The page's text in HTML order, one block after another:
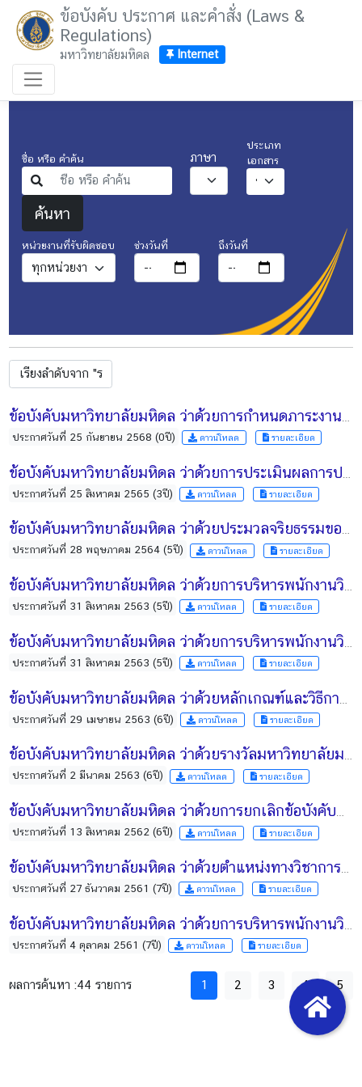
ข้อบังคับ ประกาศ และคำสั่ง (Laws &
Regulations)
มหาวิทยาลัยมหิดล Internet
ชื่อ หรือ คำค้น ภาษา
ประเภท
เอกสาร
ค้นหา
หน่วยงานที่รับผิดชอบ ช่วงวันที่ ถึงวันที่
ประกาศวันที่ 25 กันยายน 2568 (0ปี) ดาวน์โหลด รายละเอียด
ประกาศวันที่ 25 สิงหาคม 2565 (3ปี) ดาวน์โหลด รายละเอียด
ประกาศวันที่ 28 พฤษภาคม 2564 (5ปี) ดาวน์โหลด รายละเอียด
ประกาศวันที่ 31 สิงหาคม 2563 (5ปี) ดาวน์โหลด รายละเอียด
ประกาศวันที่ 31 สิงหาคม 2563 (5ปี) ดาวน์โหลด รายละเอียด
ประกาศวันที่ 29 เมษายน 2563 (6ปี) ดาวน์โหลด รายละเอียด
ข้อบังคับมหาวิทยาลัยมหิดล ว่าด้วยรางวัลมหาวิทยาลัยมหิดล พ.ศ. 2563
ประกาศวันที่ 2 มีนาคม 2563 (6ปี) ดาวน์โหลด รายละเอียด
ประกาศวันที่ 13 สิงหาคม 2562 (6ปี) ดาวน์โหลด รายละเอียด
ประกาศวันที่ 27 ธันวาคม 2561 (7ปี) ดาวน์โหลด รายละเอียด
ประกาศวันที่ 4 ตุลาคม 2561 (7ปี) ดาวน์โหลด รายละเอียด
ผลการค้นหา :44 รายการ 1 2 3 4 5